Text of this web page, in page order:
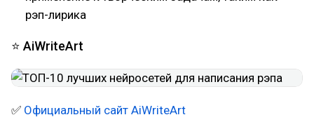
рэп-лирика
⭐ AiWriteArt
✅ Официальный сайт AiWriteArt